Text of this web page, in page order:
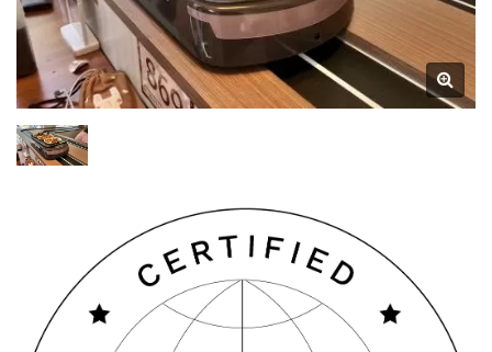
Introduce Nuevas
Características. Se Han
Realizado Optimizaciones En
El Espacio Del Vehículo, Lo
Que Permite Una Colocación
Más Fácil De Las Comidas.
La Introducción Del 'Diseño